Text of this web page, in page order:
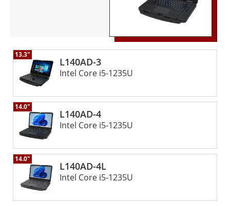
이점을 제공할 수 있는지 알아보세요.
까다로운 공공 부문 환경에서 일하는 사람들에게 이상적인 솔루
션입니다. 이 혁신적인 시스템은 사고의 모든 단계에서 운영 센
터와 통신하고 지휘관에게 다양한 관리 및 의사 결정 지원 도구
벼운 차세대 휴대성을 제공하는 Winmate L140TG 러기드 노트
북이 특징입니다. 방수 설계로 어떤 날씨 조건에서도 손상 없이
사용할 수 있으며, 포괄적인 무선 연결 옵션을 통해 사용자가 어
러기드 노트북은 가장 까다로운 환경에서도 탁월한 성능을 제공
하는 매우 안정적이고 다재다능한 솔루션입니다. 견고한 구조,
고급 연결 옵션, 사용자 친화적인 기능으로 까다로운 업무 환경
을 견딜 수 있는 노트북이 필요한 모든 사람에게 탁월한 선택입
니다.
L140AD-3
13.3"
Intel Core i5-1235U
L140AD-4
14.0"
Intel Core i5-1235U
L140AD-4L
14.0"
Intel Core i5-1235U